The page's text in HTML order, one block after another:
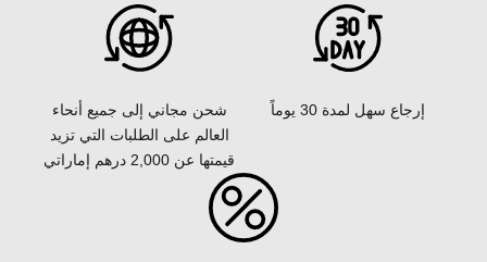
شحن مجاني إلى جميع أنحاء
العالم على الطلبات التي تزيد
قيمتها عن 2,000 درهم إماراتي
إرجاع سهل لمدة 30 يوماً